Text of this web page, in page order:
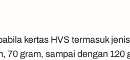
kertas HVS termasuk
70 gram, sampai dengan 120